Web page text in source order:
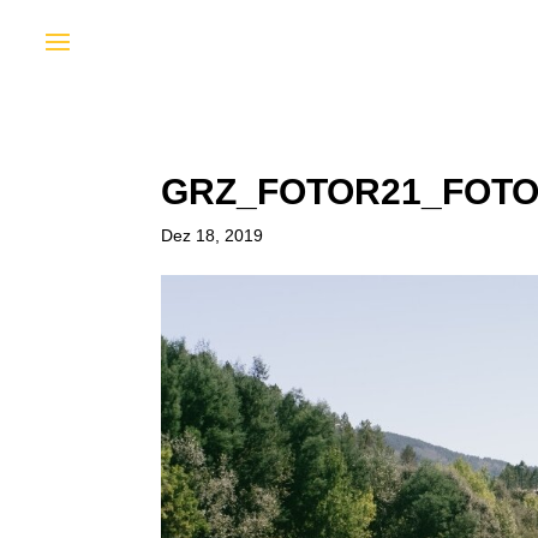
Dez 18, 2019